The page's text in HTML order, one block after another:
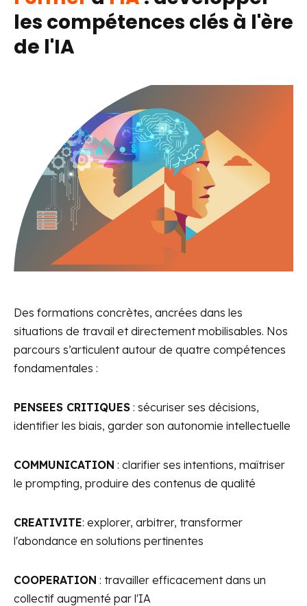
les compétences clés à l'ère
de l'IA
Des formations concrètes, ancrées dans les
situations de travail et directement mobilisables. Nos
parcours s’articulent autour de quatre compétences
fondamentales :
PENSEES CRITIQUES : sécuriser ses décisions,
identifier les biais, garder son autonomie intellectuelle
COMMUNICATION : clarifier ses intentions, maîtriser
le prompting, produire des contenus de qualité
CREATIVITE: explorer, arbitrer, transformer
l'abondance en solutions pertinentes
COOPERATION : travailler efficacement dans un
collectif augmenté par l'IA